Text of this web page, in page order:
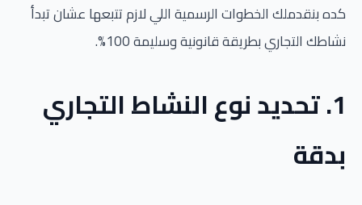
كده بنقدملك الخطوات الرسمية اللي لازم تتبعها عشان تبدأ
نشاطك التجاري بطريقة قانونية وسليمة 100%.
1. تحديد نوع النشاط التجاري
بدقة